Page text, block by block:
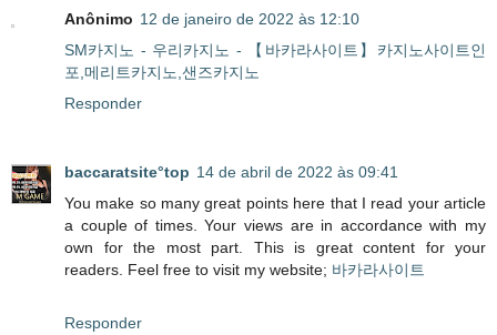
Anônimo 12 de janeiro de 2022 às 12:10
SM카지노 - 우리카지노 - 【바카라사이트】카지노사이트인
포,메리트카지노,샌즈카지노
Responder
baccaratsite°top 14 de abril de 2022 às 09:41
You make so many great points here that I read your article
a couple of times. Your views are in accordance with my
own for the most part. This is great content for your
readers. Feel free to visit my website; 바카라사이트
Responder